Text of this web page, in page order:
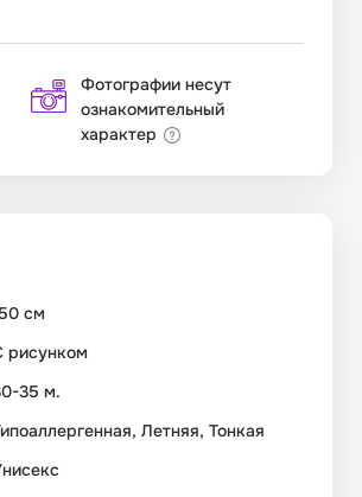
Фотографии несут
ознакомительный
характер
см
рисунком
35 м.
Летняя, Тонкая